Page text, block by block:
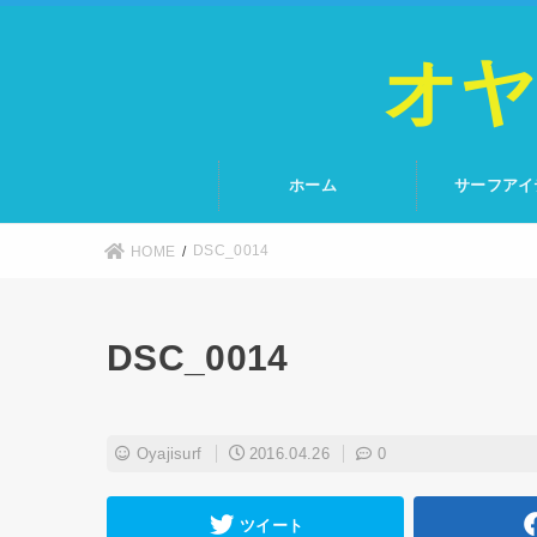
オ
ホーム サーフア
HOME DSC_0014
DSC_0014
Oyajisurf 2016.04.26 0
ツイート